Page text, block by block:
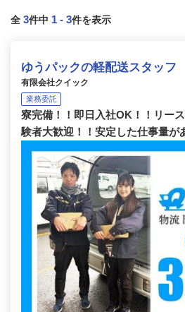
全 3件中 1 - 3件を表示
ゆうパックの軽配送スタッフ
有限会社クイック
業務委託
寮完備！！即日入社OK！！リー
験者大歓迎！！安定した仕事量が